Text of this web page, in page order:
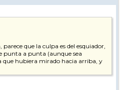
parece que la culpa es del esquiador,
punta a punta (aunque sea
que hubiera mirado hacia arriba, y